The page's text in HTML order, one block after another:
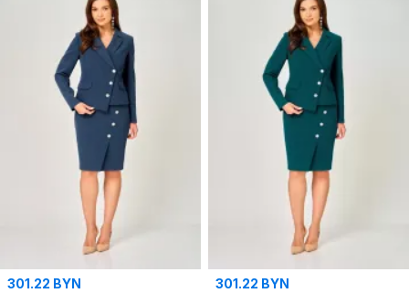
301.22 BYN
301.22 BYN